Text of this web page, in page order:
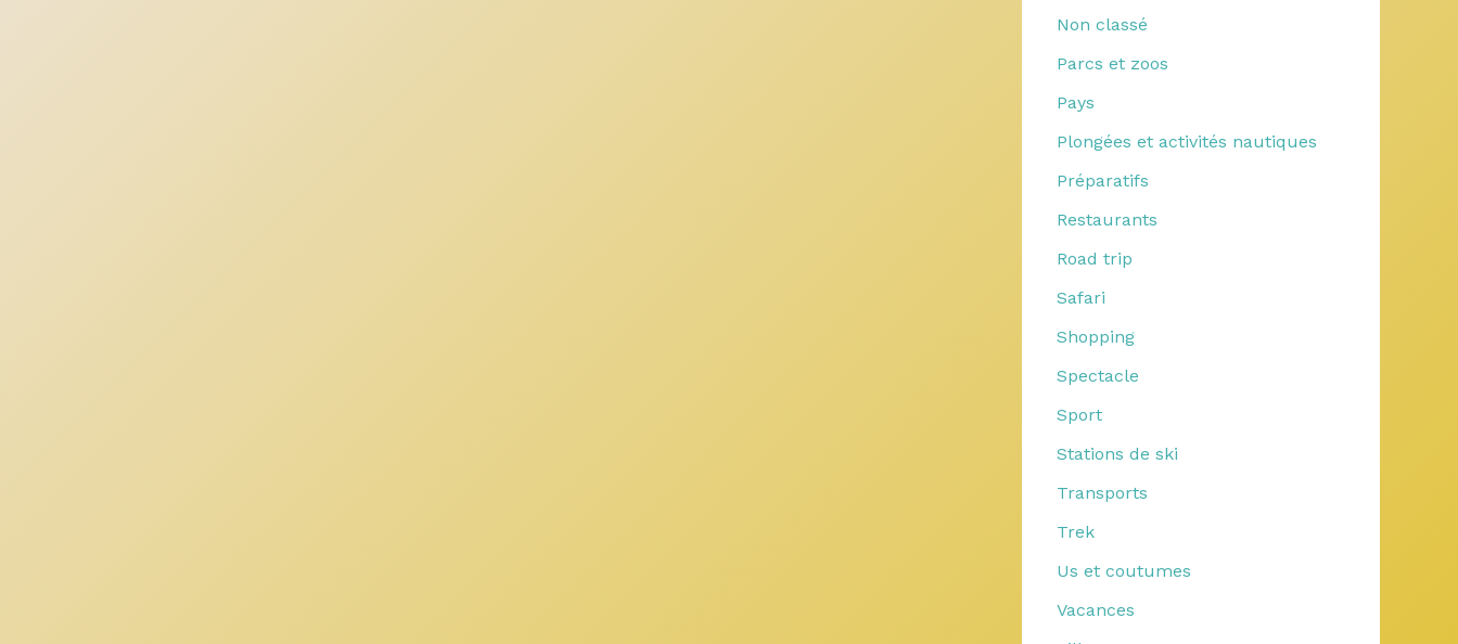
Non classé
Parcs et zoos
Pays
Plongées et activités nautiques
Préparatifs
Restaurants
Road trip
Safari
Shopping
Spectacle
Sport
Stations de ski
Transports
Trek
Us et coutumes
Vacances